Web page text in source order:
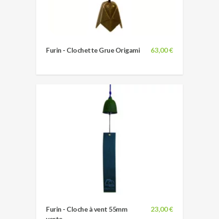
63,00 €
Furin - Clochette Grue Origami
23,00 €
Furin - Cloche à vent 55mm